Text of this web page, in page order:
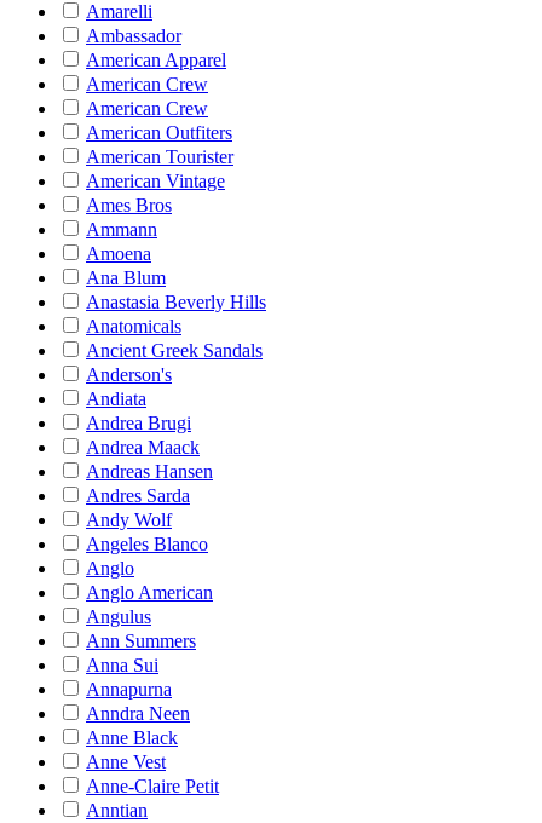
Amarelli
Ambassador
American Apparel
American Crew
American Crew
American Outfiters
American Tourister
American Vintage
Ames Bros
Ammann
Amoena
Ana Blum
Anastasia Beverly Hills
Anatomicals
Ancient Greek Sandals
Anderson's
Andiata
Andrea Brugi
Andrea Maack
Andreas Hansen
Andres Sarda
Andy Wolf
Angeles Blanco
Anglo
Anglo American
Angulus
Ann Summers
Anna Sui
Annapurna
Anndra Neen
Anne Black
Anne Vest
Anne-Claire Petit
Anntian